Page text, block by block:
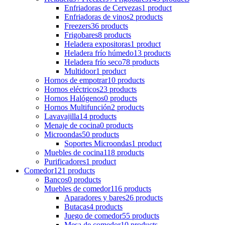
Enfriadoras de Cervezas1 product
Enfriadoras de vinos2 products
Freezers36 products
Frigobares8 products
Heladera expositoras1 product
Heladera frío húmedo13 products
Heladera frío seco78 products
Multidoor1 product
Hornos de empotrar10 products
Hornos eléctricos23 products
Hornos Halógenos0 products
Hornos Multifunción2 products
Lavavajilla14 products
Menaje de cocina0 products
Microondas50 products
Soportes Microondas1 product
Muebles de cocina118 products
Purificadores1 product
Comedor121 products
Bancos0 products
Muebles de comedor116 products
Aparadores y bares26 products
Butacas4 products
Juego de comedor55 products